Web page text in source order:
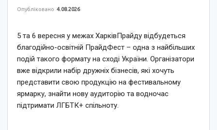
Опубліковано 4.08.2026
5 та 6 вересня у межах ХарківПрайду відбудеться
благодійно-освітній ПрайдФест – одна з найбільших
подій такого формату на сході України. Організатори
вже відкрили набір дружніх бізнесів, які хочуть
представити свою продукцію на фестивальному
ярмарку, знайти нову аудиторію та водночас
підтримати ЛГБТК+ спільноту.